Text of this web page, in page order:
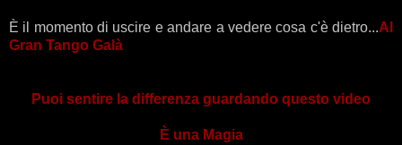
È il momento di uscire e andare a vedere cosa c'è dietro...Al
Gran Tango Galà
Puoi sentire la differenza guardando questo video
È una Magia